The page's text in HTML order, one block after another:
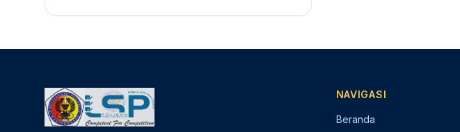
NAVIGASI
Beranda